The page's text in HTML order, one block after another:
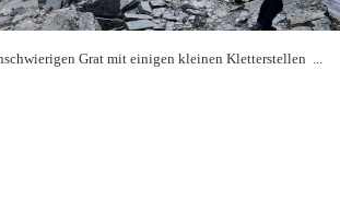
Grat mit einigen kleinen Kletterstellen ...